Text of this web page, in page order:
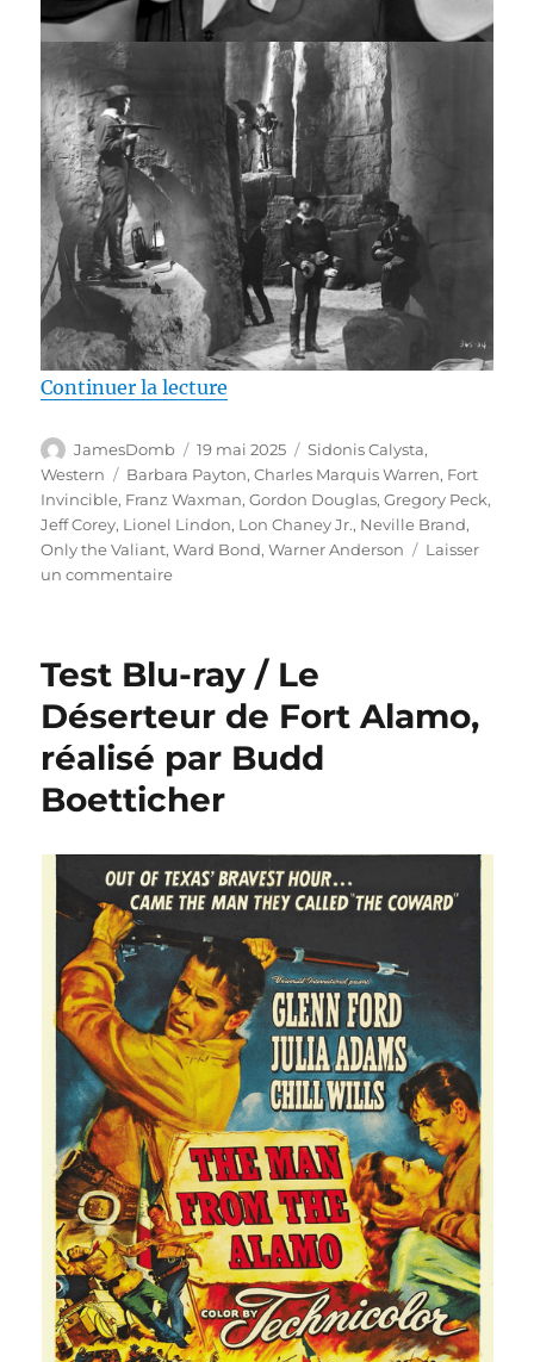
Continuer la lecture
Auteur
JamesDomb
Publié
le
19 mai 2025 Catégories
Sidonis Calysta,
Western
Étiquettes
Barbara Payton,Charles Marquis Warren, Fort
Invincible, Franz Waxman,Gordon Douglas,Gregory Peck,
Jeff Corey, Lionel Lindon, Lon Chaney Jr., Neville Brand,
Only the Valiant,Ward Bond,Warner Anderson
Laisser
un commentairesur
/
Invincible,
réalisé
par
Gordon
Test Blu-ray / Le
Déserteur de Fort Alamo,
réalisé par Budd
Boetticher